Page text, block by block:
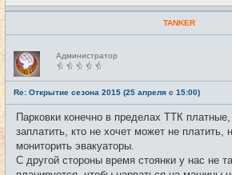
TANKER
Н
е
в
с
е
т
и
Администратор
Re: Открытие сезона 2015 (25 апреля с 15:00)
Парковки конечно в пределах ТТК
заплатить, кто не хочет может не платить,
мониторить эвакуаторы.
С другой стороны время стоянки у нас не